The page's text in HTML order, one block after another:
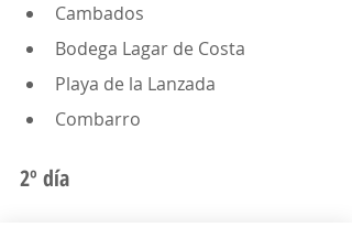
Cambados
Bodega Lagar de Costa
Playa de la Lanzada
Combarro
2º día